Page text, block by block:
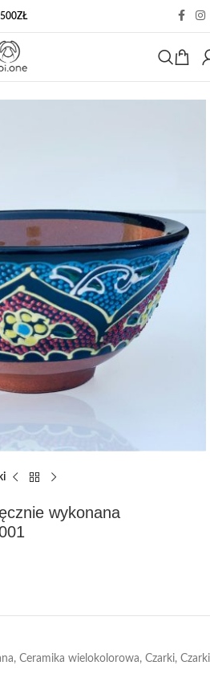
wykonana
, Ceramika wielokolorowa, Czarki, Czarki